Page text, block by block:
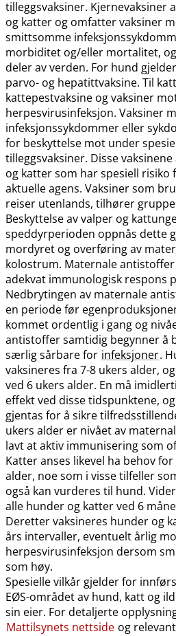
tilleggsvaksiner. Kjernevaksiner
og katter og omfatter vaksiner
smittsomme
morbiditet og​/​eller mortalitet,
deler av verden. For hund
parvo- og hepatittvaksine. Til
kattepestvaksine og vaksiner
herpesvirusinfeksjon. Vaksiner
infeksjonssykdommer eller
for beskyttelse mot under
tilleggsvaksiner. Disse
og katter som har spesiell
aktuelle agens. Vaksiner som
reiser utenlands, tilhører
Beskyttelse av valper og
speddyrperioden oppnås dette
mordyret og overføring av
kolostrum. Maternale
adekvat immunologisk respons
Nedbrytingen av maternale
en periode før
kommet ordentlig i gang og
antistoffer samtidig begynner å
særlig sårbare for infeksjoner.
vaksineres fra 7-8 ukers alder,
ved 6 ukers alder. En må
effekt ved disse tidspunktene,
gjentas for å sikre
ukers alder er nivået av
lavt at aktiv immunisering som
Katter anses likevel ha behov
alder, noe som i visse tilfeller
også kan vurderes til hund.
alle hunder og katter ved 6
Deretter vaksineres hunder og
års intervaller, eventuelt årlig
herpesvirusinfeksjon dersom
som høy.
Spesielle vilkår gjelder for
EØS-området av hund, katt og
sin eier. For detaljerte
Mattilsynets nettside og